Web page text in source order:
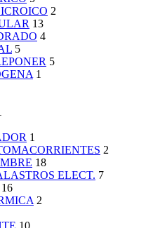
2
13
4
5
5
1
1
2
18
ELECT. 7
16
2